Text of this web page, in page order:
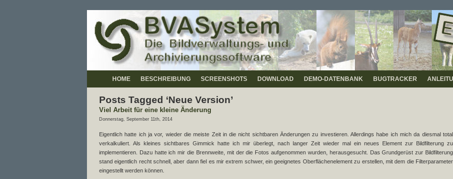
HOME BESCHREIBUNG SCREENSHOTS DOWNLOAD DEMO-DATENBANK BUGTRACKER
Posts Tagged ‘Neue Version’
Viel Arbeit für eine kleine Änderung
Donnerstag, September 11th, 2014
Eigentlich hatte ich ja vor, wieder die meiste Zeit in die nicht sichtbaren Änderungen zu investieren. Allerdings habe ich mich da diesmal total
verkalkuliert. Als kleines sichtbares Gimmick hatte ich mir überlegt, nach langer Zeit wieder mal ein neues Element zur Bildfilterung zu
implementieren. Dazu hatte ich mir die Brennweite, mit der die Fotos aufgenommen wurden, herausgesucht. Das Grundgerüst zur Bildfilterung
stand eigentlich recht schnell, aber dann fiel es mir extrem schwer, ein geeignetes Oberflächenelement zu erstellen, mit dem die Filterparameter
eingestellt werden können.